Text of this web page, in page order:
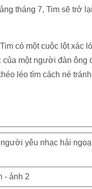
tháng 7, Tim sẽ trở
có một cuộc lột xác
một người đàn ông
léo tìm cách né
yêu nhạc hải